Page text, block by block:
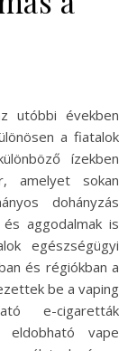
a fiatalok
ízekben
amelyet sokan
dohányzás
aggodalmak is
egészségügyi
és régiókban a
be a vaping
e-cigaretták
eldobható vape